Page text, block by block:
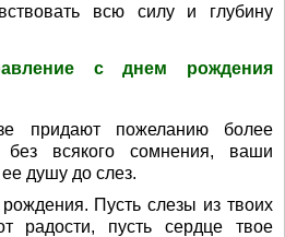
всю силу и глубину
с днем рождения
придают пожеланию более
всякого сомнения, ваши
душу до слез.
Пусть слезы из твоих
радости, пусть сердце твое